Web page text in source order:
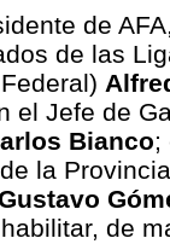
de
de las
el Jefe de
Bianco;
la
de